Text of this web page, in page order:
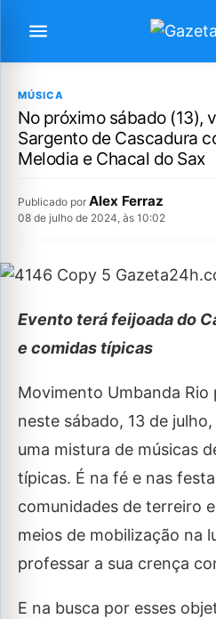
MÚSICA
No próximo sábado (13),
Sargento de Cascadura
Melodia e Chacal do Sax
Publicado por Alex Ferraz
08 de julho de 2024, às 10:02
Evento terá feijoada do
e comidas típicas
Movimento Umbanda
neste sábado, 13 de
uma mistura de músicas
típicas. É na fé e nas
comunidades de terreiro
meios de mobilização na
professar a sua crença
E na busca por esses